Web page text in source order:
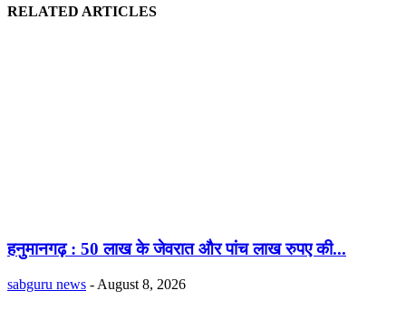
RELATED ARTICLES
हनुमानगढ़ : 50 लाख के जेवरात और पांच लाख रुपए की...
sabguru news - August 8, 2026